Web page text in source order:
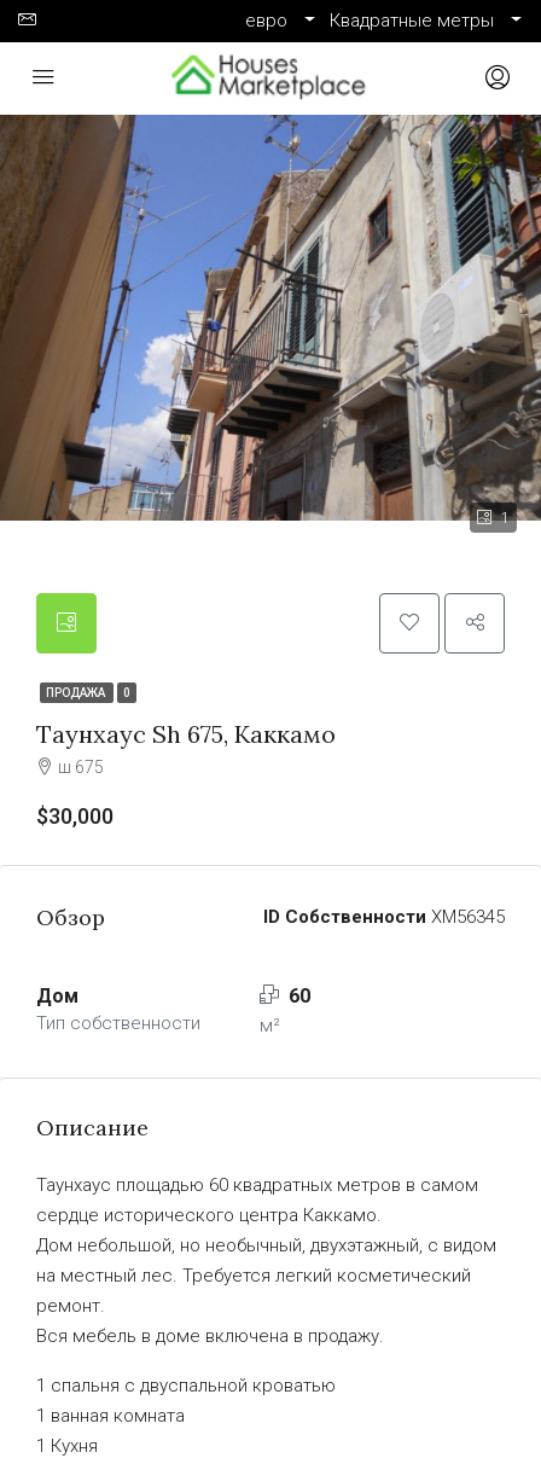
евро Квадратные метры
1
ПРОДАЖА 0
Таунхаус Sh 675, Каккамо
ш 675
$30,000
Обзор ID Собственности ХМ56345
Дом
Тип собственности
60
м²
Описание
Таунхаус площадью 60 квадратных метров в самом
сердце исторического центра Каккамо.
Дом небольшой, но необычный, двухэтажный, с видом
на местный лес. Требуется легкий косметический
ремонт.
Вся мебель в доме включена в продажу.
1 спальня с двуспальной кроватью
1 ванная комната
1 Кухня